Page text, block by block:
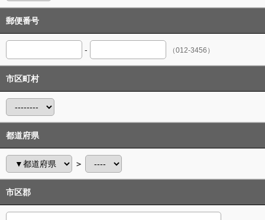
郵便番号
- （012-3456）
市区町村
都道府県
＞
市区郡